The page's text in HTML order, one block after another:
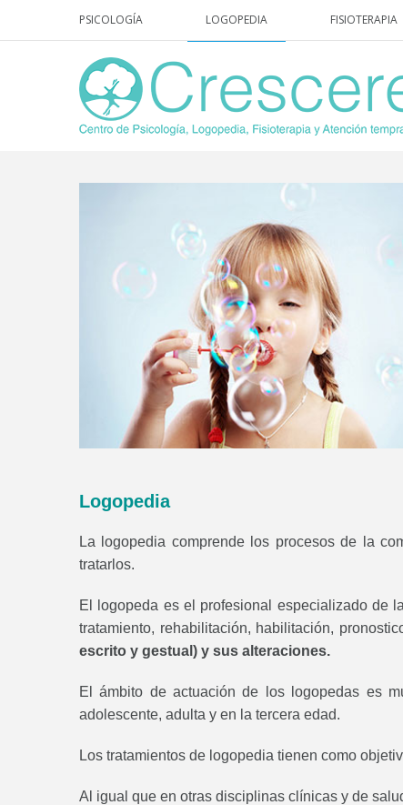
PSICOLOGÍA LOGOPEDIA FISIOTERAPIA
Logopedia
La logopedia comprende los procesos de la
tratarlos.
El logopeda es el profesional especializado de
tratamiento, rehabilitación, habilitación,
escrito y gestual) y sus alteraciones.
El ámbito de actuación de los logopedas es
adolescente, adulta y en la tercera edad.
Los tratamientos de logopedia tienen como
Al igual que en otras disciplinas clínicas y de